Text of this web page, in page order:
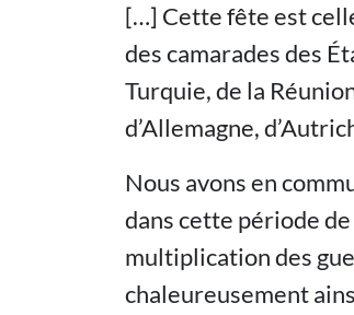
[…] Cette fête est
des camarades des
Turquie, de la
d’Allemagne,
Nous avons en
dans cette période
multiplication des
chaleureusement